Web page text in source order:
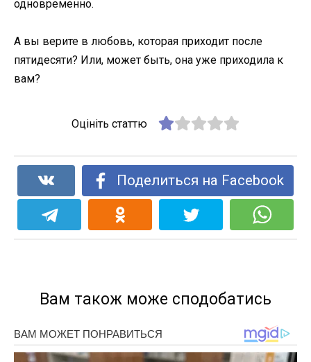
одновременно.
А вы верите в любовь, которая приходит после
пятидесяти? Или, может быть, она уже приходила к
вам?
Оцініть статтю
Поделиться на Facebook
Вам також може сподобатись